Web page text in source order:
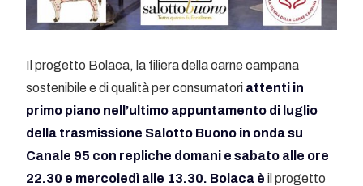
Il progetto Bolaca, la filiera della carne campana
sostenibile e di qualità per consumatori attenti in
primo piano nell’ultimo appuntamento di luglio
della trasmissione Salotto Buono in onda su
Canale 95 con repliche domani e sabato alle ore
22.30 e mercoledì alle 13.30. Bolaca èil progetto